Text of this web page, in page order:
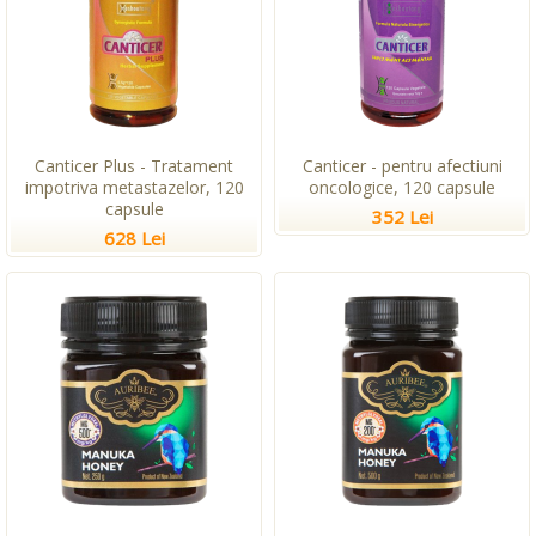
Canticer Plus - Tratament
impotriva metastazelor, 120
capsule
628 Lei
Canticer - pentru afectiuni
oncologice, 120 capsule
352 Lei